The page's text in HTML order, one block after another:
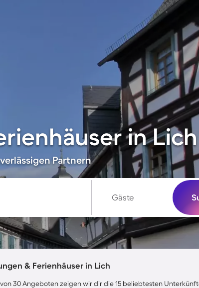
in Lich
Partnern
Gäste
& Ferienhäuser in Lich
30 Angeboten zeigen wir dir die 15 beliebtesten